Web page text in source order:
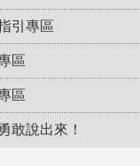
引專區
區
區
敢說出來！